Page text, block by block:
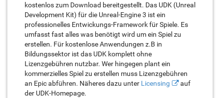
kostenlos zum Download bereitgestellt. Das UDK (Unreal
Development Kit) für die Unreal-Engine 3 ist ein
professionelles Entwickungs-Framework für Spiele. Es
umfasst fast alles was benötigt wird um ein Spiel zu
erstellen. Für kostenlose Anwendungen z.B in
Bildungssektor ist das UDK komplett ohne
Lizenzgebühren nutzbar. Wer hingegen plant ein
kommerzielles Spiel zu erstellen muss Lizenzgebühren
an Epic abführen. Näheres dazu unter Licensing
auf
der UDK-Homepage.